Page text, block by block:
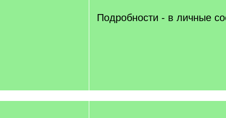
Подробности - в личные